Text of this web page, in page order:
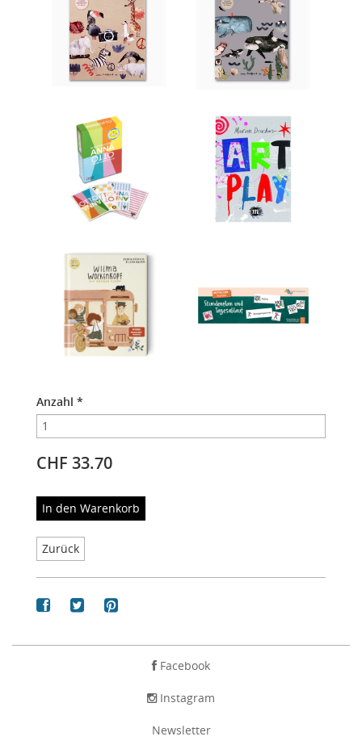
Anzahl *
CHF 33.70
In den Warenkorb
Zurück
Facebook
Instagram
Newsletter